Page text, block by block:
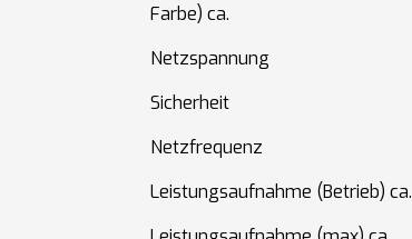
Farbe) ca.
Netzspannung
Sicherheit
Netzfrequenz
Leistungsaufnahme (Betrieb) ca.